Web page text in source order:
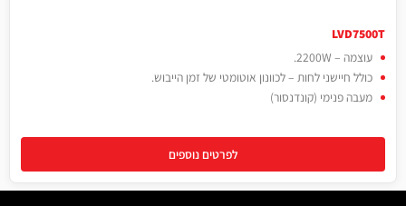
LVD7500T
עוצמה – 2200W.
כולל חיישני לחות – לכוונון אוטומטי של זמן הייבוש.
מעבה פנימי (קונדנסור)
לפרטים נוספים